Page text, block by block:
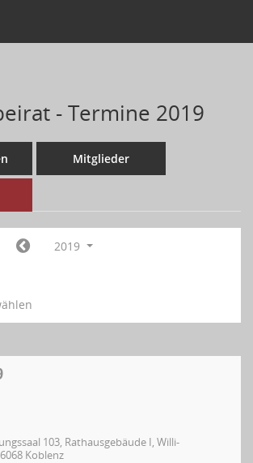
- Termine 2019
Mitglieder
2019
103, Rathausgebäude I, Willi-
Koblenz